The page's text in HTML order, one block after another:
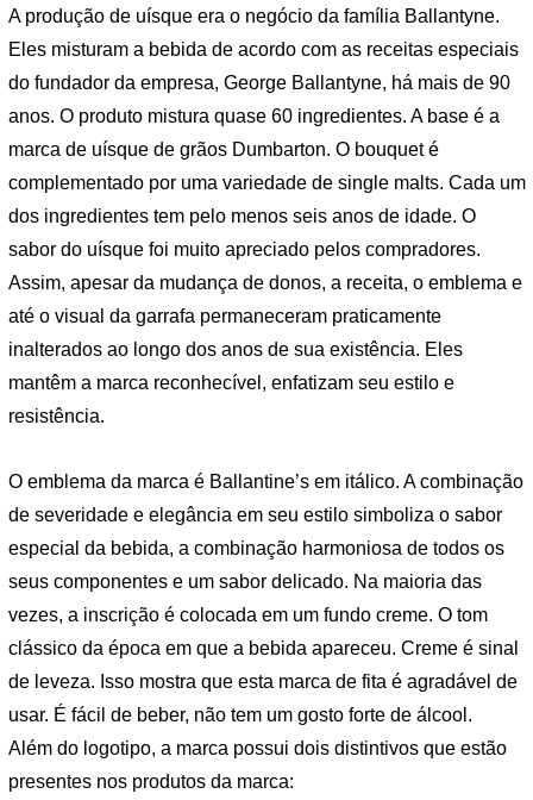
A produção de uísque era o negócio da família Ballantyne.
Eles misturam a bebida de acordo com as receitas especiais
do fundador da empresa, George Ballantyne, há mais de 90
anos. O produto mistura quase 60 ingredientes. A base é a
marca de uísque de grãos Dumbarton. O bouquet é
complementado por uma variedade de single malts. Cada um
dos ingredientes tem pelo menos seis anos de idade. O
sabor do uísque foi muito apreciado pelos compradores.
Assim, apesar da mudança de donos, a receita, o emblema e
até o visual da garrafa permaneceram praticamente
inalterados ao longo dos anos de sua existência. Eles
mantêm a marca reconhecível, enfatizam seu estilo e
resistência.
O emblema da marca é Ballantine’s em itálico. A combinação
de severidade e elegância em seu estilo simboliza o sabor
especial da bebida, a combinação harmoniosa de todos os
seus componentes e um sabor delicado. Na maioria das
vezes, a inscrição é colocada em um fundo creme. O tom
clássico da época em que a bebida apareceu. Creme é sinal
de leveza. Isso mostra que esta marca de fita é agradável de
usar. É fácil de beber, não tem um gosto forte de álcool.
Além do logotipo, a marca possui dois distintivos que estão
presentes nos produtos da marca: